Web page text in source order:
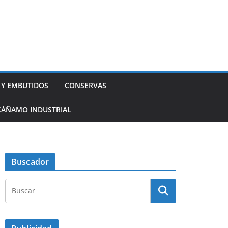
EMBUTIDOS CONSERVAS
INDUSTRIAL
Buscador